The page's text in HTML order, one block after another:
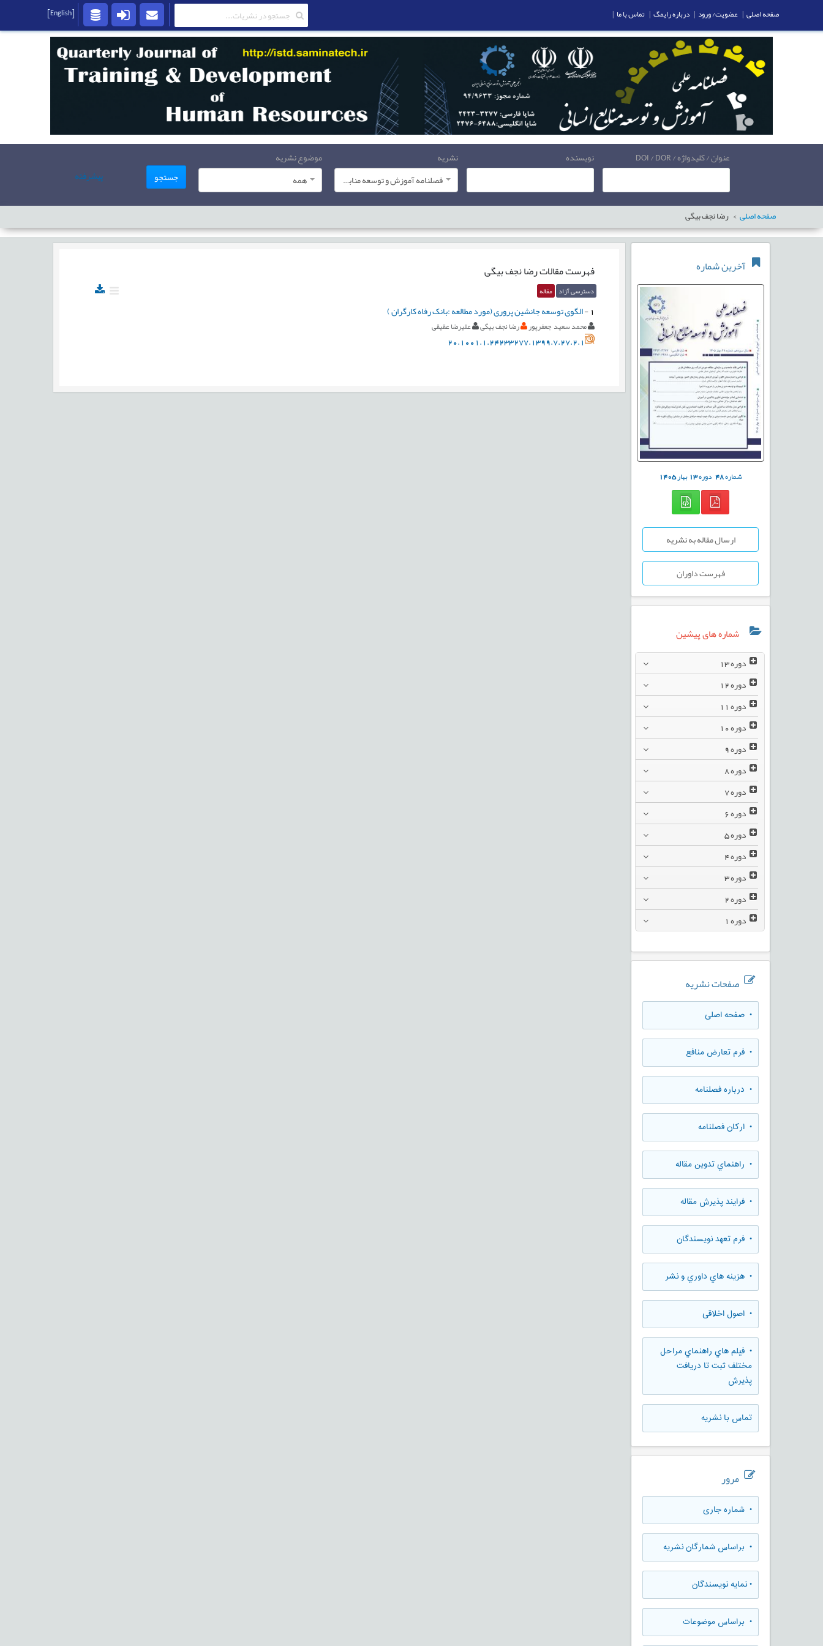
عنوان / کلیدواژه / DOI / DOR نویسنده
نشریه
فصلنامه آموزش و توسعه منابع انسانی
موضوع نشریه
همه
جستجو پیشرفته
صفحه اصلی رضا نجف بیگی
آخرین شماره
شماره48 دوره13بهار1405
ارسال مقاله به نشریه
فهرست داوران
شماره های پیشین
دوره
دوره
دوره
دوره
دوره
دوره
دوره
دوره
دوره
دوره
دوره
دوره
دوره
صفحات نشریه
• صفحه اصلی
• فرم تعارض منافع
• درباره فصلنامه
• ارکان فصلنامه
• راهنماي تدوين مقاله
• فرایند پذیرش مقاله
• فرم تعهد نويسندگان
• هزينه هاي داوري و نشر
• اصول اخلاقی
• فيلم هاي راهنماي مراحل
مختلف ثبت تا دريافت
پذيرش
تماس با نشریه
مرور
• شماره جاری
• براساس شمارگان نشریه
•نمایه نویسندگان
• براساس موضوعات
فهرست مقالاترضا نجف بیگی
دسترسی آزاد مقاله
1
-الگوی توسعه جانشین پروری (مورد مطالعه :بانک رفاه کارگران )
محمد سعید جعفرپور رضا نجف بیگی علیرضا عقیقی
20.1001.1.24233277.1399.7.27.2.1
صفحه اصلی | عضویت/ ورود | درباره رایمگ | تماس با ما |
[English]